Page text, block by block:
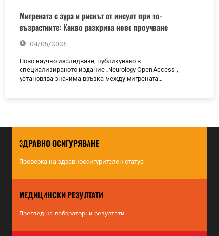
Мигрената с аура и рискът от инсулт при по-
възрастните: Какво разкрива ново проучване
04/06/2026
Ново научно изследване, публикувано в
специализираното издание „Neurology Open Access“,
установява значима връзка между мигрената…
ЗДРАВНО ОСИГУРЯВАНЕ
Проверка на здравноосигурителен статус
МЕДИЦИНСКИ РЕЗУЛТАТИ
Преглед на лабораторни резултати